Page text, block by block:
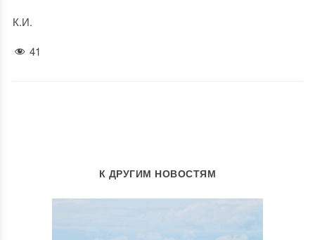
К.И.
41
К ДРУГИМ НОВОСТЯМ